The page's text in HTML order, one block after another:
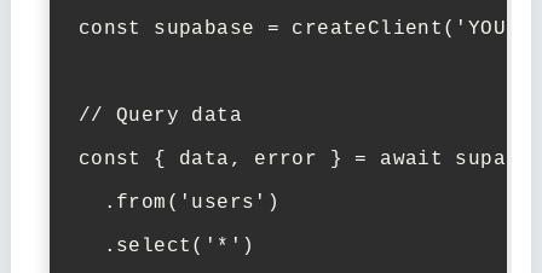
const supabase =
// Query data
const { data, error } = await
  .from('users')
  .select('*')